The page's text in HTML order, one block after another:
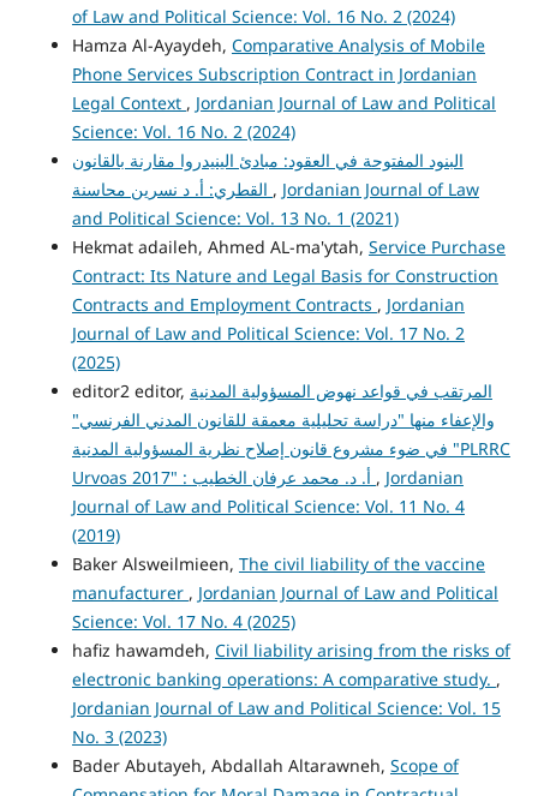
of Law and Political Science: Vol. 16 No. 2 (2024)
Hamza Al-Ayaydeh, Comparative Analysis of Mobile
Phone Services Subscription Contract in Jordanian
Legal Context , Jordanian Journal of Law and Political
Science: Vol. 16 No. 2 (2024)
البنود المفتوحة في العقود: مبادئ الينيدروا مقارنة بالقانون
, Jordanian Journal of Law
and Political Science: Vol. 13 No. 1 (2021)
Hekmat adaileh, Ahmed AL-ma'ytah, Service Purchase
Contract: Its Nature and Legal Basis for Construction
Contracts and Employment Contracts , Jordanian
Journal of Law and Political Science: Vol. 17 No. 2
(2025)
editor2 editor, المرتقب في قواعد نهوض المسؤولية المدنية
والإعفاء منها "دراسة تحليلية معمقة للقانون المدني الفرنسي"
في ضوء مشروع قانون إصلاح نظرية المسؤولية المدنية "PLRRC
, Jordanian
Journal of Law and Political Science: Vol. 11 No. 4
(2019)
Baker Alsweilmieen, The civil liability of the vaccine
manufacturer , Jordanian Journal of Law and Political
Science: Vol. 17 No. 4 (2025)
hafiz hawamdeh, Civil liability arising from the risks of
electronic banking operations: A comparative study. ,
Jordanian Journal of Law and Political Science: Vol. 15
No. 3 (2023)
Bader Abutayeh, Abdallah Altarawneh, Scope of